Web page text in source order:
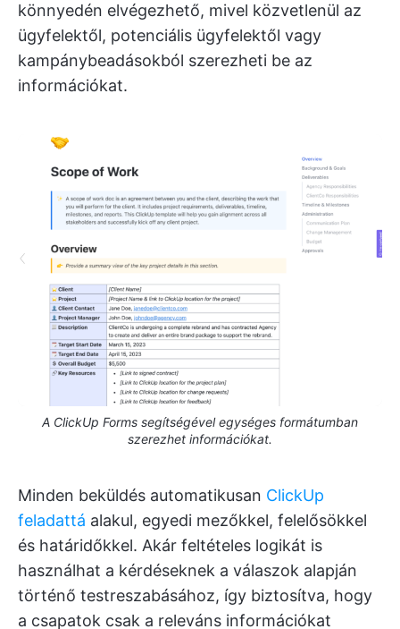
könnyedén elvégezhető, mivel közvetlenül az
ügyfelektől, potenciális ügyfelektől vagy
kampánybeadásokból szerezheti be az
információkat.
A ClickUp Forms segítségével egységes formátumban
szerezhet információkat.
Minden beküldés automatikusan ClickUp
feladattá alakul, egyedi mezőkkel, felelősökkel
és határidőkkel. Akár feltételes logikát is
használhat a kérdéseknek a válaszok alapján
történő testreszabásához, így biztosítva, hogy
a csapatok csak a releváns információkat